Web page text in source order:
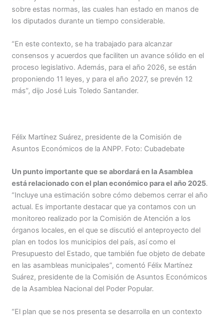
sobre estas normas, las cuales han estado en manos de
los diputados durante un tiempo considerable.
“En este contexto, se ha trabajado para alcanzar
consensos y acuerdos que faciliten un avance sólido en el
proceso legislativo. Además, para el año 2026, se están
proponiendo 11 leyes, y para el año 2027, se prevén 12
más”, dijo José Luis Toledo Santander.
Félix Martínez Suárez, presidente de la Comisión de
Asuntos Económicos de la ANPP. Foto: Cubadebate
Un punto importante que se abordará en la Asamblea
está relacionado con el plan económico para el año 2025.
“Incluye una estimación sobre cómo debemos cerrar el año
actual. Es importante destacar que ya contamos con un
monitoreo realizado por la Comisión de Atención a los
órganos locales, en el que se discutió el anteproyecto del
plan en todos los municipios del país, así como el
Presupuesto del Estado, que también fue objeto de debate
en las asambleas municipales”, comentó Félix Martínez
Suárez, presidente de la Comisión de Asuntos Económicos
de la Asamblea Nacional del Poder Popular.
“El plan que se nos presenta se desarrolla en un contexto